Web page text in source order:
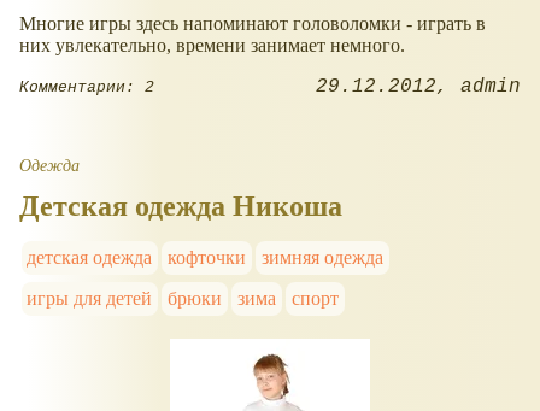
Многие игры здесь напоминают головоломки - играть в
них увлекательно, времени занимает немного.
Комментарии: 2 29.12.2012 admin
Одежда
Детская одежда Никоша
детская одежда кофточки
зимняя одежда
игры для детей
брюки зима спорт